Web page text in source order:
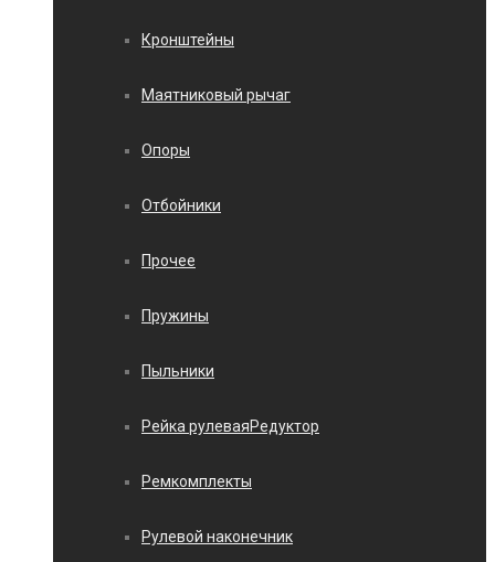
Кронштейны
Маятниковый рычаг
Опоры
Отбойники
Прочее
Пружины
Пыльники
Рейка рулеваяРедуктор
Ремкомплекты
Рулевой наконечник